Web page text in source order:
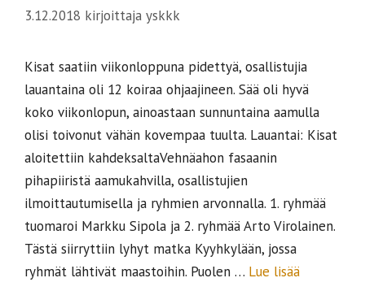
3.12.2018 kirjoittaja yskkk
Kisat saatiin viikonloppuna pidettyä, osallistujia
lauantaina oli 12 koiraa ohjaajineen. Sää oli hyvä
koko viikonlopun, ainoastaan sunnuntaina aamulla
olisi toivonut vähän kovempaa tuulta. Lauantai: Kisat
aloitettiin kahdeksaltaVehnäahon fasaanin
pihapiiristä aamukahvilla, osallistujien
ilmoittautumisella ja ryhmien arvonnalla. 1. ryhmää
tuomaroi Markku Sipola ja 2. ryhmää Arto Virolainen.
Tästä siirryttiin lyhyt matka Kyyhkylään, jossa
ryhmät lähtivät maastoihin. Puolen … Lue lisää